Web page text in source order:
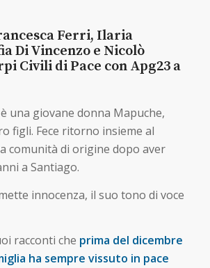
Ferri, Ilaria
Di Vincenzo e Nicolò
Civili di Pace con Apg23 a
una giovane donna Mapuche,
figli. Fece ritorno insieme al
comunità di origine dopo aver
a Santiago.
innocenza, il suo tono di voce
racconti che prima del dicembre
ha sempre vissuto in pace